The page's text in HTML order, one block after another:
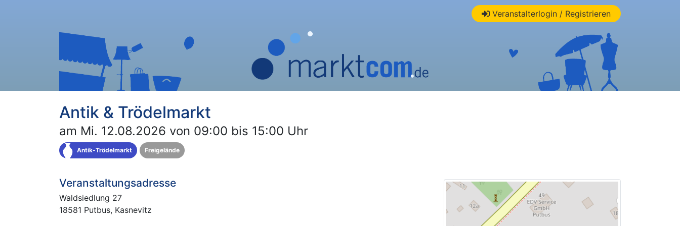
Veranstalterlogin / Registrieren
Antik & Trödelmarkt
am Mi. 12.08.2026 von 09:00 bis 15:00 Uhr
Antik-Trödelmarkt Freigelände
Veranstaltungsadresse
Waldsiedlung 27
18581 Putbus, Kasnevitz